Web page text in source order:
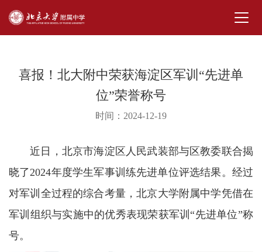
喜报！北大附中荣获海淀区军训“先进单
位”荣誉称号
时间：2024-12-19
近日，北京市海淀区人民武装部与区教委联合揭
晓了2024年度学生军事训练先进单位评选结果。经过
对军训全过程的综合考量，北京大学附属中学凭借在
军训组织与实施中的优秀表现荣获军训“先进单位”称
号。